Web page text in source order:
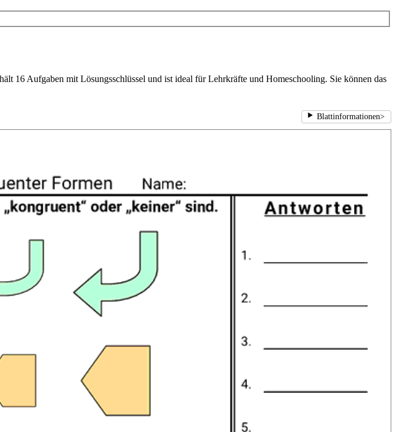
16 Aufgaben mit Lösungsschlüssel und ist ideal für Lehrkräfte und Homeschooling. Sie können das
Blattinformationen>